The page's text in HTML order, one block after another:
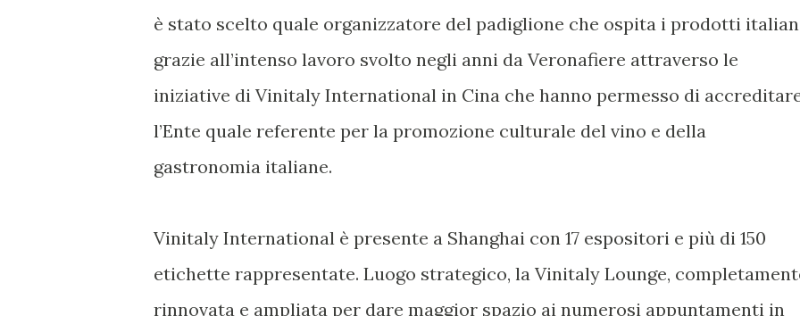
è stato scelto quale organizzatore del padiglione che ospita i prodotti
grazie all’intenso lavoro svolto negli anni da Veronafiere attraverso le
iniziative di Vinitaly International in Cina che hanno permesso di
l’Ente quale referente per la promozione culturale del vino e della
gastronomia italiane.
Vinitaly International è presente a Shanghai con 17 espositori e più di 150
etichette rappresentate. Luogo strategico, la Vinitaly Lounge,
rinnovata e ampliata per dare maggior spazio ai numerosi appuntamenti in